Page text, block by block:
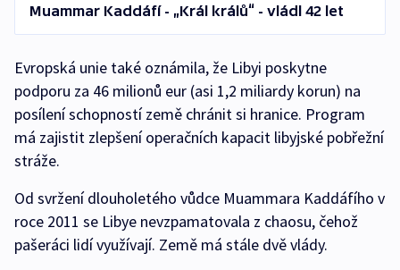
Muammar Kaddáfí - „Král králů“ - vládl 42 let
Evropská unie také oznámila, že Libyi poskytne
podporu za 46 milionů eur (asi 1,2 miliardy korun) na
posílení schopností země chránit si hranice. Program
má zajistit zlepšení operačních kapacit libyjské pobřežní
stráže.
Od svržení dlouholetého vůdce Muammara Kaddáfího v
roce 2011 se Libye nevzpamatovala z chaosu, čehož
pašeráci lidí využívají. Země má stále dvě vlády.